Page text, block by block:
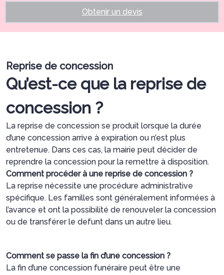
Obtenir un devis
Reprise de concession
Qu’est-ce que la reprise de
concession ?
La reprise de concession se produit lorsque la durée
d’une concession arrive à expiration ou n’est plus
entretenue. Dans ces cas, la mairie peut décider de
reprendre la concession pour la remettre à disposition.
Comment procéder à une reprise de concession ?
La reprise nécessite une procédure administrative
spécifique. Les familles sont généralement informées à
l’avance et ont la possibilité de renouveler la concession
ou de transférer le defunt dans un autre lieu.
Comment se passe la fin d’une concession ?
La fin d’une concession funéraire peut être une